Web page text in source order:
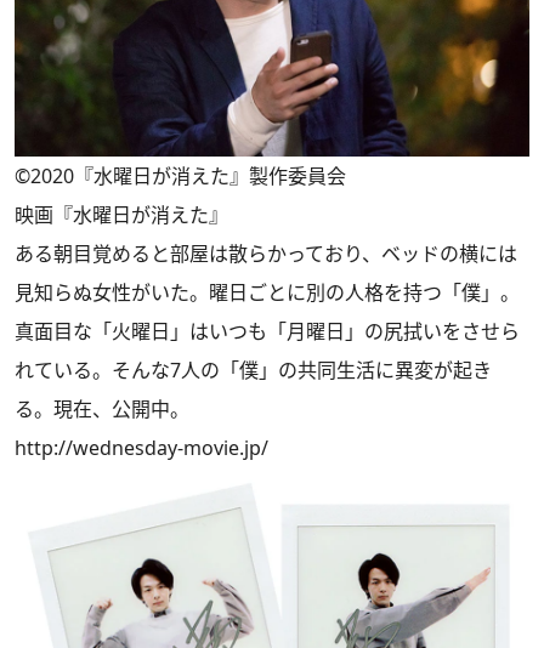
©2020『水曜日が消えた』製作委員会
映画『水曜日が消えた』
ある朝目覚めると部屋は散らかっており、ベッドの横には
見知らぬ女性がいた。曜日ごとに別の人格を持つ「僕」。
真面目な「火曜日」はいつも「月曜日」の尻拭いをさせら
れている。そんな7人の「僕」の共同生活に異変が起き
る。現在、公開中。
http://wednesday-movie.jp/